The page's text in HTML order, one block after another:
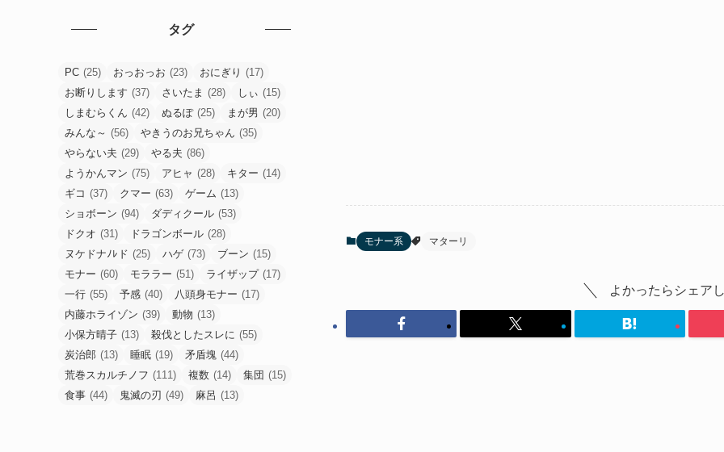
モナー系 マターリ
よかったらシェア
タグ
PC (25) おっおっお (23) おにぎり (17)
お断りします (37) さいたま (28) しぃ (15)
しまむらくん (42) ぬるぽ (25) まが男 (20)
みんな～ (56) やきうのお兄ちゃん (35)
やらない夫 (29) やる夫 (86)
ようかんマン (75) アヒャ (28) キター (14)
ギコ (37) クマー (63) ゲーム (13)
ショボーン (94) ダディクール (53)
ドクオ (31) ドラゴンボール (28)
ヌケドナﾉﾚド (25) ハゲ (73) ブーン (15)
モナー (60) モララー (51) ライザップ (17)
一行 (55) 予感 (40) 八頭身モナー (17)
内藤ホライゾン (39) 動物 (13)
小保方晴子 (13) 殺伐としたスレに (55)
炭治郎 (13) 睡眠 (19) 矛盾塊 (44)
荒巻スカルチノフ (111) 複数 (14) 集団 (15)
食事 (44) 鬼滅の刃 (49) 麻呂 (13)